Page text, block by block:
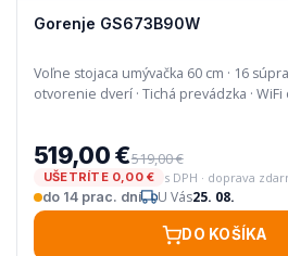
Dávkovací asistent
koľko potrebuje
Nastaviteľné koše- sú
Výmenník tepla
teploty
- poskytuje
umývacom cykle, alebo
Gorenje GS673B90W
Voľne stojaca umývačka 60 cm · 16 súprav · trieda
otvorenie dverí
519,00 €519,00 €
UŠETRÍTE 0,00 €
s DPH · doprava
do 14 prac. dní
U Vás25. 08.
DO KOŠÍKA